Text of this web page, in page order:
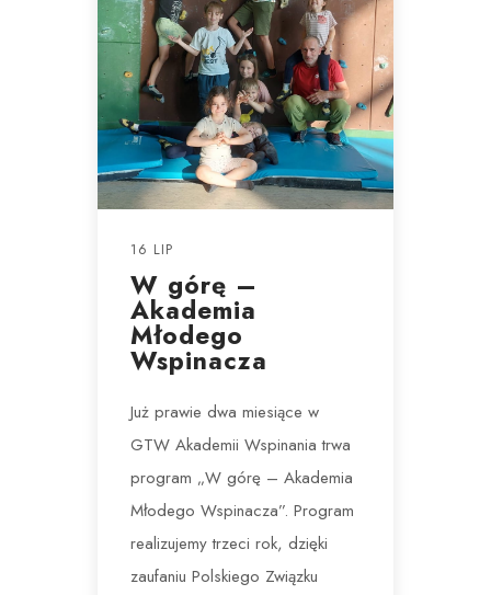
16 LIP
W górę –
Akademia
Młodego
Wspinacza
Już prawie dwa miesiące w
GTW Akademii Wspinania trwa
program „W górę – Akademia
Młodego Wspinacza”. Program
realizujemy trzeci rok, dzięki
zaufaniu Polskiego Związku